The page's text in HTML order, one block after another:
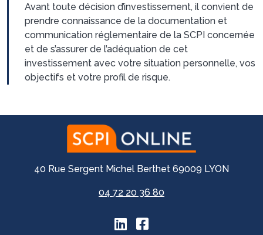
Avant toute décision d’investissement, il convient de
prendre connaissance de la documentation et
communication réglementaire de la SCPI concernée
et de s’assurer de l’adéquation de cet
investissement avec votre situation personnelle, vos
objectifs et votre profil de risque.
40 Rue Sergent Michel Berthet 69009 LYON
04 72 20 36 80